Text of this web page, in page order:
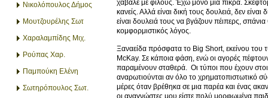
Νικολόπουλος Δήμος
Μουτζουρέλης Σωτ
Χαραλαμπίδης Μιχ.
Ρούπας Χαρ.
Παμπούκη Ελένη
Σωτηρόπουλος Σωτ.
χαβαλέ με φίλους. Έχω μόνο μια πίκρα.
κανείς. Αλλά είναι δική τους δουλειά, δεν
είναι δουλειά τους να βγάζουν πέιπερς,
κομφορμιστικός λόγος.
Ξαναείδα πρόσφατα το Big Short, εκείνου του
McKay. Σε κάποια φάση, ενώ οι αγορές
παραμένουν σταθερά. Οι τύποι που έχουν
αναρωτιούνται αν όλο το χρηματοπιστωτικό
μέρες όταν βρέθηκα σε μια παρέα και ένας
οι αναγνώστες μου είστε πολύ μορφωμένα